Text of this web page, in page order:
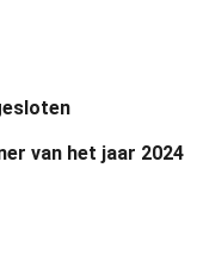
van het jaar 2024